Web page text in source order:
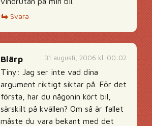
Svara
31 augusti, 2006 kl. 00:02
Blärp
Tiny: Jag ser inte vad dina
argument riktigt siktar på. För det
första, har du någonin kört bil,
särskilt på kvällen? Om så är fallet
måste du vara bekant med det